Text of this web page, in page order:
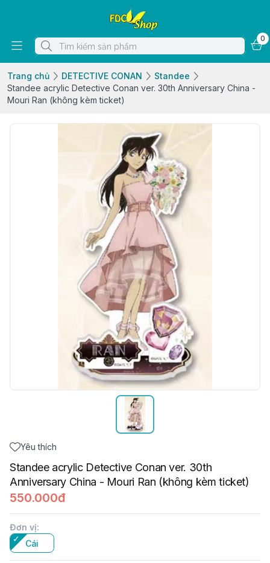
0
Trang chủ DETECTIVE CONAN
Standee
Standee acrylic Detective Conan ver. 30th Anniversary China -
Mouri Ran (không kèm ticket)
Yêu thích
Standee acrylic Detective Conan ver. 30th
Anniversary China - Mouri Ran (không kèm ticket)
550.000đ
Đơn vị:
Cái